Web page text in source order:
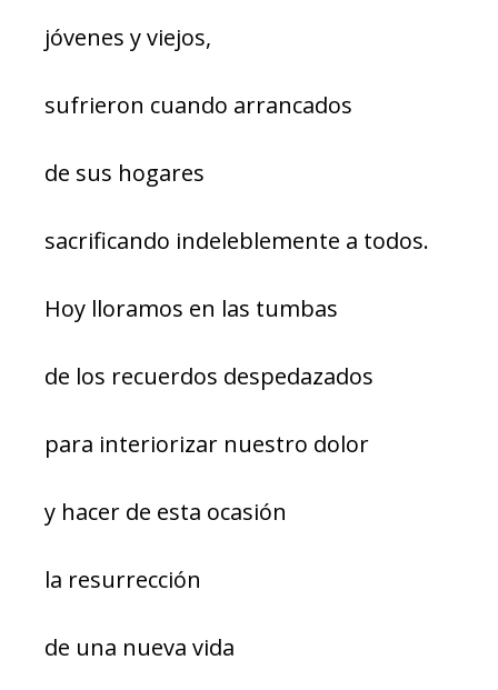
jóvenes y viejos,
sufrieron cuando arrancados
de sus hogares
sacrificando indeleblemente a todos.
Hoy lloramos en las tumbas
de los recuerdos despedazados
para interiorizar nuestro dolor
y hacer de esta ocasión
la resurrección
de una nueva vida